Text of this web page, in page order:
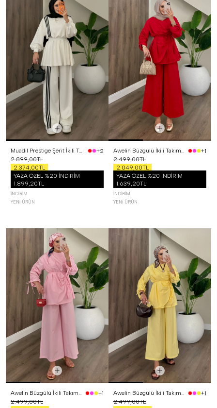
Muadil Prestige Şerit İkili Takım Beyaz
+2
2.899,00TL
2.374,00TL
YAZA ÖZEL %20 İNDİRİM
1.899,20TL
İNDIRIM
YENI ÜRÜN
Awelin Büzgülü İkili Takım Kırmızı
+1
2.499,00TL
2.049,00TL
YAZA ÖZEL %20 İNDİRİM
1.639,20TL
İNDIRIM
YENI ÜRÜN
Awelin Büzgülü İkili Takım Pembe
+1
2.499,00TL
Awelin Büzgülü İkili Takım Sarı
+1
2.499,00TL